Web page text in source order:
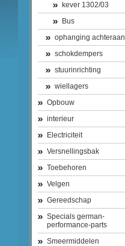
kever 1302/03
Bus
ophanging achteraan
schokdempers
stuurinrichting
wiellagers
Opbouw
interieur
Electriciteit
Versnellingsbak
Toebehoren
Velgen
Gereedschap
Specials german-
performance-parts
Smeermiddelen